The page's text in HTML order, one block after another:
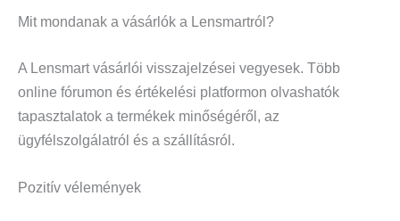
Mit mondanak a vásárlók a Lensmartról?
A Lensmart vásárlói visszajelzései vegyesek. Több
online fórumon és értékelési platformon olvashatók
tapasztalatok a termékek minőségéről, az
ügyfélszolgálatról és a szállításról.
Pozitív vélemények